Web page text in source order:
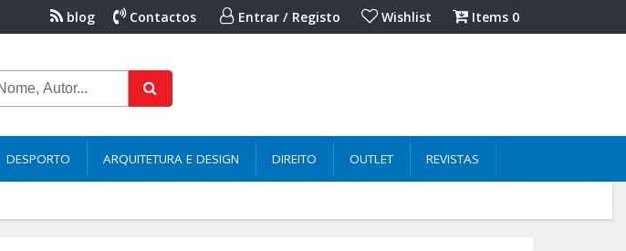
blog Contactos Entrar / Registo Wishlist Items 0
DESPORTO ARQUITETURA E DESIGN DIREITO OUTLET REVISTAS